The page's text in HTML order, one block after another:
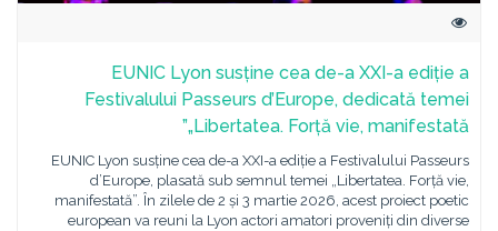
EUNIC Lyon susține cea de-a XXI-a ediție a
Festivalului Passeurs d’Europe, dedicată temei
„Libertatea. Forță vie, manifestată”
EUNIC Lyon susține cea de-a XXI-a ediție a Festivalului Passeurs
d’Europe, plasată sub semnul temei „Libertatea. Forță vie,
manifestată”. În zilele de 2 și 3 martie 2026, acest proiect poetic
european va reuni la Lyon actori amatori proveniți din diverse